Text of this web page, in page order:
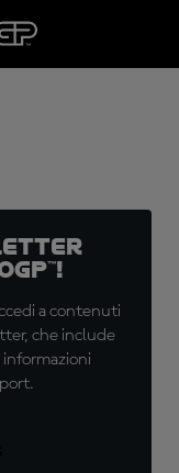
a contenuti
che include
informazioni